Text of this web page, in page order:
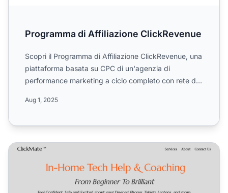
Programma di Affiliazione ClickRevenue
Scopri il Programma di Affiliazione ClickRevenue, una
piattaforma basata su CPC di un'agenzia di
performance marketing a ciclo completo con rete di
Aug 1, 2025
Programma di Affiliazione ClickMate